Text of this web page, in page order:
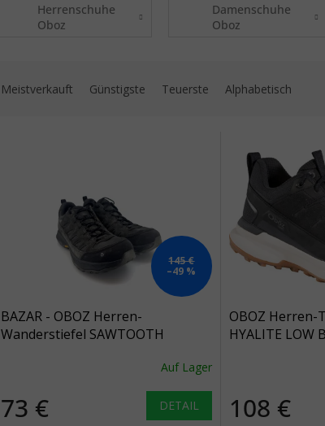
Herrenschuhe
Oboz
Damenschuhe
Oboz
Meistverkauft Günstigste Teuerste Alphabetisch
145 €
–49 %
BAZAR - OBOZ Herren-
Wanderstiefel SAWTOOTH
WATERPROOF WIDE charcoal –
Auf Lager
73 € DETAIL
OBOZ Herren-
HYALITE LOW
108 €